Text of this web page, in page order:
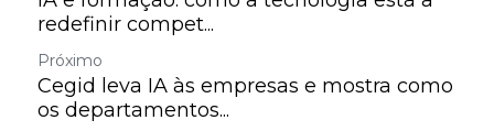
redefinir compet...
Próximo
Cegid leva IA às empresas e mostra como
os departamentos...